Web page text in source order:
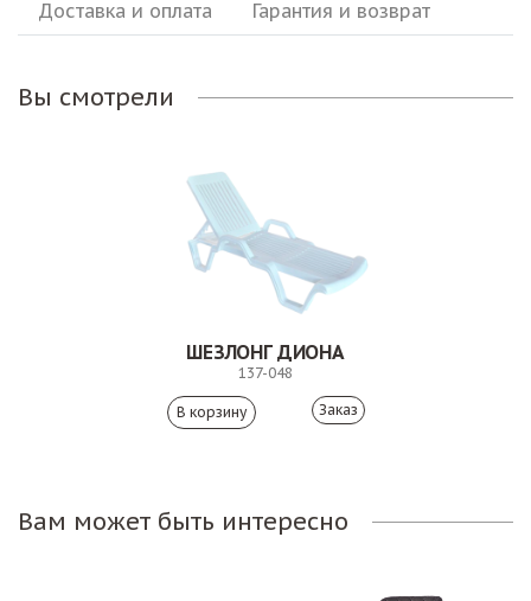
Доставка и оплата Гарантия и возврат
Вы смотрели
ШЕЗЛОНГ ДИОНА
137-048
Заказ
Вам может быть интересно